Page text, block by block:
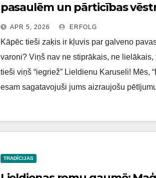
pasaulēm un pārticības
APR 5, 2026 ERFOLG
Kāpēc tieši zaķis ir kļuvis par galveno
varoni? Viņš nav ne stiprākais, ne lielākais,
tieši viņš “iegriež” Lieldienu Karuseli! Mēs,
esam sagatavojuši jums aizraujošu
TRADĪCIJAS